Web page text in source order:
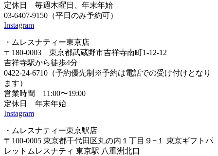
定休日 毎週木曜日、年末年始
03-6407-9150（平日のみ予約可）
Instagram
・ムレスナティー東京店
〒180-0003 東京都武蔵野市吉祥寺南町1-12-12
吉祥寺駅から徒歩4分
0422-24-6710（予約優先制※予約は電話での受け付けとなり
ます）
営業時間 11:00〜19:00
定休日 年末年始
Instagram
・ムレスナティー東京駅店
〒100-0005 東京都千代田区丸の内１丁目９−１ 東京ギフトパ
レットムレスナティ 東京駅 八重洲北口